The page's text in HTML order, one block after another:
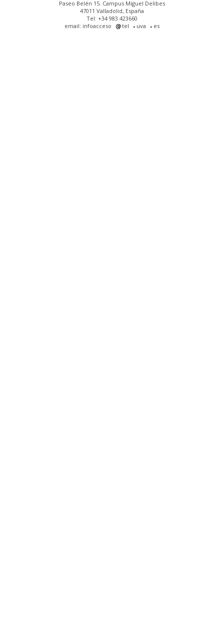
Paseo Belén 15. Campus Miguel Delibes
47011 Valladolid, España
Tel: +34 983 423660
email: infoacceso
tel uva es